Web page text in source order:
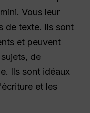
Vous leur
de texte. Ils sont
et peuvent
de
Ils sont idéaux
et les